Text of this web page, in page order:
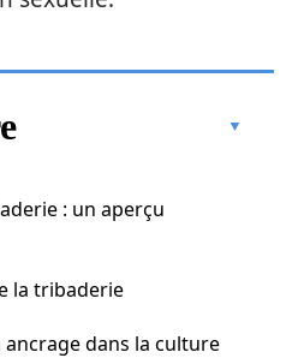
: un aperçu
la tribaderie
dans la culture